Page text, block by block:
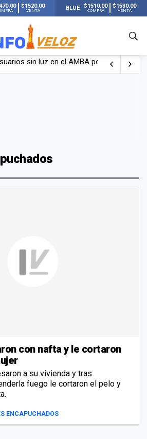
$1520.00
VENTA BLUE $1510.00
COMPRA
$1530.00
VENTA
sin luz en el AMBA por el temporal
rompió el silencio tras el incidente con
con nafta y le cortaron
a su vivienda y tras
fuego le cortaron el pelo y
ENCAPUCHADOS